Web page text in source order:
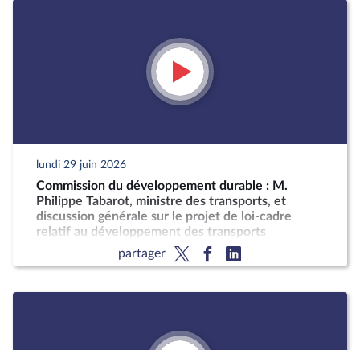
lundi 29 juin 2026
Commission du développement durable : M.
Philippe Tabarot, ministre des transports, et
discussion générale sur le projet de loi-cadre
relatif au développement des transports
partager